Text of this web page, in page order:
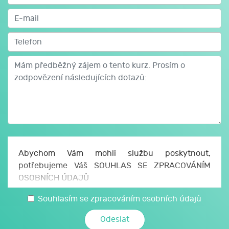
Teoretická příprava – 4 hodiny (prezenčně).
Praktická příprava – 6 hodin.
Zkouška se skládá z:
Po úspěšném vykonání zkoušky obdržíte Osvědčení,
které má platnost 5 let.
Pokud máte o kurz zájem, stačí udělat tyto 3
Abychom Vám mohli službu poskytnout,
potřebujeme Váš SOUHLAS SE ZPRACOVÁNÍM
OSOBNÍCH ÚDAJŮ
Uděluji JCMM, z. s. p. o., sídlo Česká 166/11, 602
00 Brno, IČO: 750 64 707 (JCMM) souhlas se
zpracováním svých osobních a citlivých údajů,
Souhlasím se zpracováním osobních údajů